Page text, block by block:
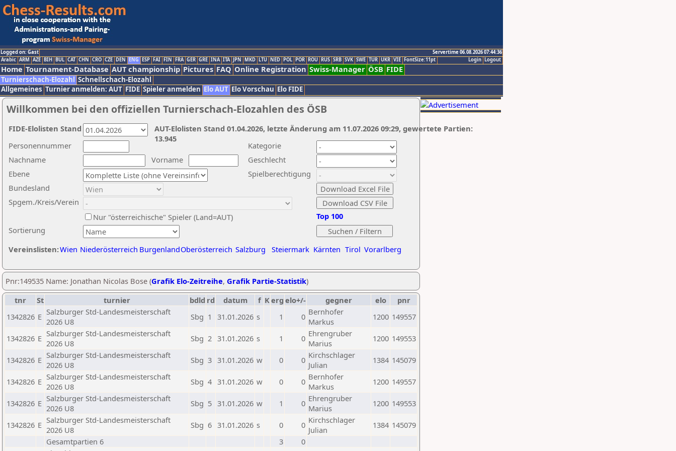
Logged on: Gast
Servertime 06.08.2026 07:44:36
Logout
Login
Arabic ARM AZE BIH BUL CAT CHN CRO CZE DEN ENG ESP FAI FIN FRA GER GRE INA ITA JPN MKD LTU NED POL POR ROU RUS SRB SVK SWE TUR UKR VIE FontSize:11pt
Home Tournament-Database AUT championship Pictures FAQ Online Registration Swiss-Manager ÖSB FIDE
Turnierschach-Elozahl Schnellschach-Elozahl
Allgemeines Turnier anmelden: AUT FIDE Spieler anmelden Elo AUT Elo Vorschau Elo FIDE
Willkommen bei den offiziellen Turnierschach-Elozahlen des ÖSB
Nachname
Vorname
Ebene
Kategorie
Sortierung
Personennummer
Bundesland
Spgem./Kreis/Verein
Geschlecht
Nur "österreichische" Spieler (Land=AUT)
Spielberechtigung
Vereinslisten:Wien Niederösterreich BurgenlandOberösterreich Salzburg Steiermark Kärnten Tirol Vorarlberg
Top 100
AUT-Elolisten Stand 01.04.2026, letzte Änderung am 11.07.2026 09:29, gewertete Partien:
13.945
FIDE-Elolisten Stand
Pnr:149535 Name: Jonathan Nicolas Bose (Grafik Elo-Zeitreihe, Grafik Partie-Statistik)
tnr
St turnier bdld rd datum f Kerg elo+/- gegner elo
pnr
1342826 E Salzburger Std-Landesmeisterschaft
2026 U8
Sbg 1 31.01.2026 s 1 0 Bernhofer
Markus
1200 149557
1342826 E Salzburger Std-Landesmeisterschaft
2026 U8
Sbg 2 31.01.2026 s 1 0 Ehrengruber
Marius
1200 149553
1342826 E Salzburger Std-Landesmeisterschaft
2026 U8
Sbg 3 31.01.2026 w 0 0 Kirchschlager
Julian
1384 145079
1342826 E Salzburger Std-Landesmeisterschaft
2026 U8
Sbg 4 31.01.2026 w 0 0 Bernhofer
Markus
1200 149557
1342826 E Salzburger Std-Landesmeisterschaft
2026 U8
Sbg 5 31.01.2026 w 1 0 Ehrengruber
Marius
1200 149553
1342826 E Salzburger Std-Landesmeisterschaft
2026 U8
Sbg 6 31.01.2026 s 0 0 Kirchschlager
Julian
1384 145079
Gesamtpartien 6
3
0